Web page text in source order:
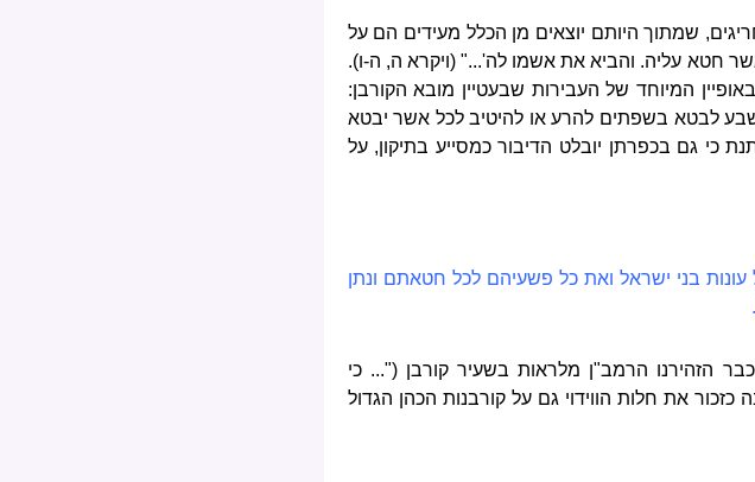
שמתוך היותם יוצאים מן הכלל מעידים הם על
חטא עליה. והביא את אשמו לה'..." (ויקרא ה, ה-ו).
המיוחד של העבירות שבעטיין מובא הקורבן:
לבטא בשפתים להרע או להיטיב לכל אשר יבטא
כי גם בכפרתן יובלט הדיבור כמסייע בתיקון, על
בני ישראל ואת כל פשעיהם לכל חטאתם ונתן
הזהירנו הרמב"ן מלראות בשעיר קורבן ("... כי
את חלות הווידוי גם על קורבנות הכהן הגדול